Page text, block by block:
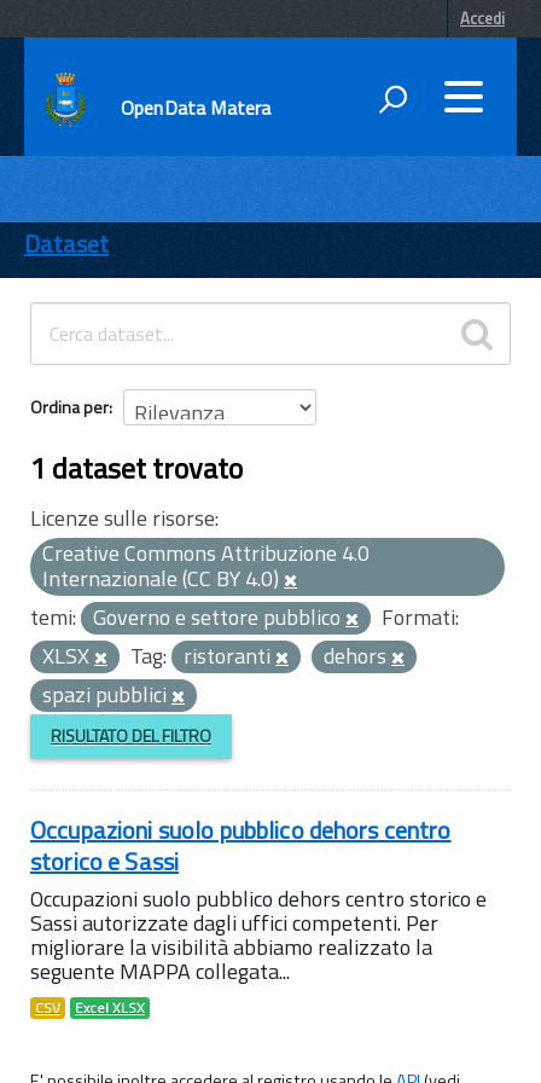
Accedi
OpenData Matera
ENTI
TEMI
INFORMAZIONI
Dataset
Ordina per
1 dataset trovato
Licenze sulle risorse:
Creative Commons Attribuzione 4.0
Internazionale (CC BY 4.0)
temi: Governo e settore pubblico
Formati:
XLSX
Tag: ristoranti
dehors
spazi pubblici
RISULTATO DEL FILTRO
Occupazioni suolo pubblico dehors centro
storico e Sassi
Occupazioni suolo pubblico dehors centro storico e
Sassi autorizzate dagli uffici competenti. Per
migliorare la visibilità abbiamo realizzato la
seguente MAPPA collegata...
CSV Excel XLSX